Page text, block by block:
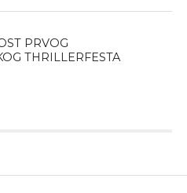
PRVOG
THRILLERFESTA